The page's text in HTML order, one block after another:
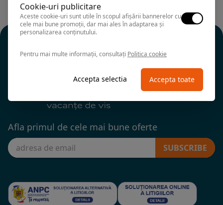
Afla primul de cele mai bune oferte
SUBSCRIBE
Cookie-uri publicitare
Aceste cookie-uri sunt utile în scopul afișării bannerelor cu
cele mai bune promoții, dar mai ales în adaptarea și
personalizarea conținutului.
Pentru mai multe informații, consultați Politica cookie
Accepta selectia Accepta toate